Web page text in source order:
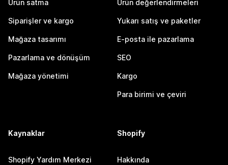
Ürün satma
Siparişler ve kargo
Mağaza tasarımı
Pazarlama ve dönüşüm
Mağaza yönetimi
Ürün değerlendirmeleri
Yukarı satış ve paketler
E-posta ile pazarlama
SEO
Kargo
Para birimi ve çeviri
Kaynaklar
Shopify Yardım Merkezi
Shopify
Hakkında